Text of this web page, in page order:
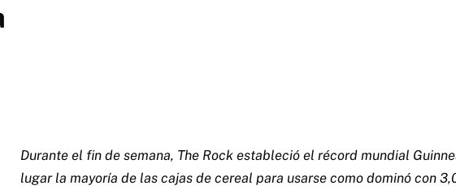
Durante el fin de semana, The Rock estableció el récord mundial
lugar la mayoría de las cajas de cereal para usarse como dominó con